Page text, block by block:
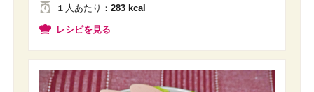
１人あたり ： 283 kcal
レシピを見る